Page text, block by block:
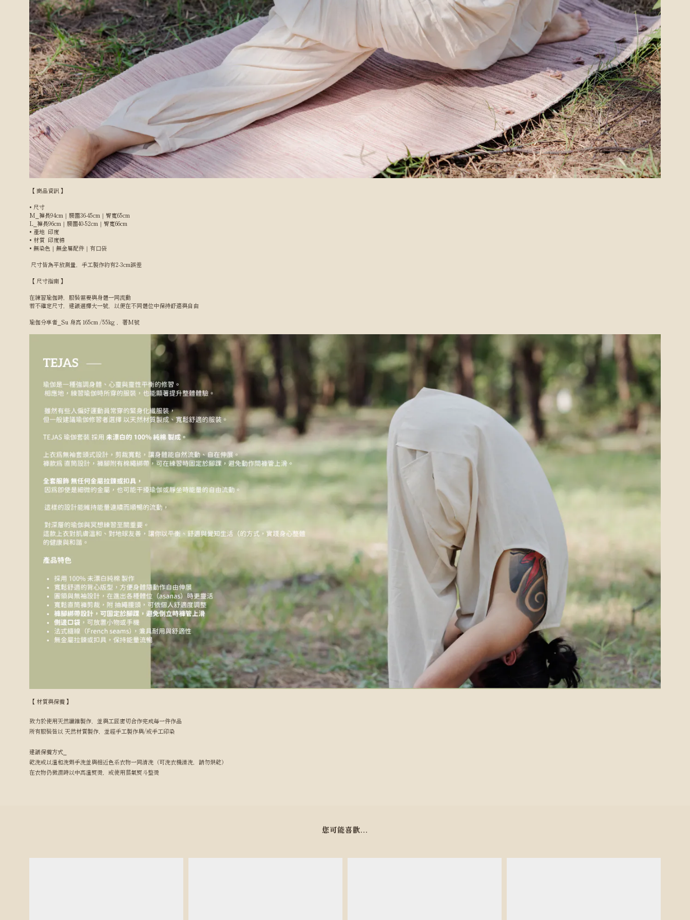
【 商品資訊 】
• 尺寸
M⎯褲長94cm｜腰圍36-45cm｜臀寬65cm
L⎯褲長96cm｜腰圍40-52cm｜臀寬66cm
• 產地 印度
• 材質 印度棉
• 無染色｜無金屬配件｜有口袋
尺寸皆為平放測量，手工製作約有2-3cm誤差
【 尺寸指南 】
在練習瑜伽時，服裝需要與身體一同流動
若不確定尺寸，建議選擇大一號，以便在不同體位中保持舒適與自由
瑜伽分享者⎯Su 身高 165cm /55kg ，著M號
【 材質與保養 】
致力於使用天然纖維製作，並與工匠密切合作完成每一件作品
所有服裝皆以 天然材質製作，並經手工製作與/或手工印染
建議保養方式⎯
乾洗或以溫和洗劑手洗並與相近色系衣物一同清洗（可洗衣機清洗，請勿烘乾）
在衣物仍微濕時以中高溫熨燙，或使用蒸氣熨斗整燙
您可能喜歡...